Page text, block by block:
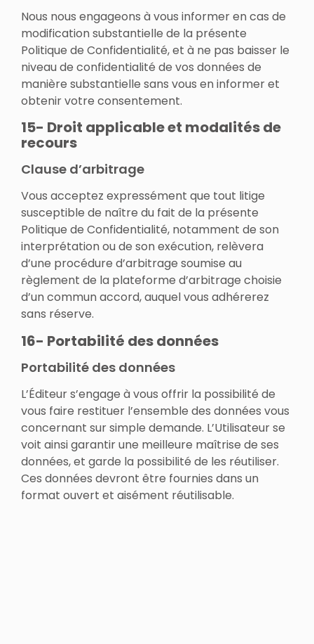
Nous nous engageons à vous informer en cas de
modification substantielle de la présente
Politique de Confidentialité, et à ne pas baisser le
niveau de confidentialité de vos données de
manière substantielle sans vous en informer et
obtenir votre consentement.
15- Droit applicable et modalités de
recours
Clause d’arbitrage
Vous acceptez expressément que tout litige
susceptible de naître du fait de la présente
Politique de Confidentialité, notamment de son
interprétation ou de son exécution, relèvera
d’une procédure d’arbitrage soumise au
règlement de la plateforme d’arbitrage choisie
d’un commun accord, auquel vous adhérerez
sans réserve.
16- Portabilité des données
Portabilité des données
L’Éditeur s’engage à vous offrir la possibilité de
vous faire restituer l’ensemble des données vous
concernant sur simple demande. L’Utilisateur se
voit ainsi garantir une meilleure maîtrise de ses
données, et garde la possibilité de les réutiliser.
Ces données devront être fournies dans un
format ouvert et aisément réutilisable.